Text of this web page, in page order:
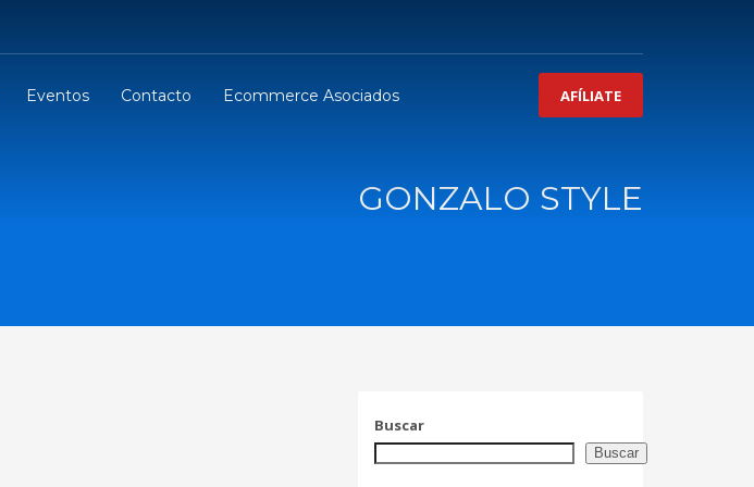
Eventos Contacto Ecommerce Asociados AFÍLIATE
GONZALO STYLE
Buscar
Buscar